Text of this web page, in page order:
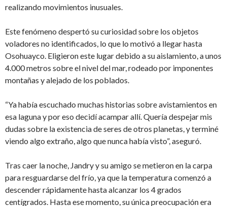
realizando movimientos inusuales.
Este fenómeno despertó su curiosidad sobre los objetos
voladores no identificados, lo que lo motivó a llegar hasta
Osohuayco. Eligieron este lugar debido a su aislamiento, a unos
4.000 metros sobre el nivel del mar, rodeado por imponentes
montañas y alejado de los poblados.
“Ya había escuchado muchas historias sobre avistamientos en
esa laguna y por eso decidí acampar allí. Quería despejar mis
dudas sobre la existencia de seres de otros planetas, y terminé
viendo algo extraño, algo que nunca había visto”, aseguró.
Tras caer la noche, Jandry y su amigo se metieron en la carpa
para resguardarse del frío, ya que la temperatura comenzó a
descender rápidamente hasta alcanzar los 4 grados
centígrados. Hasta ese momento, su única preocupación era